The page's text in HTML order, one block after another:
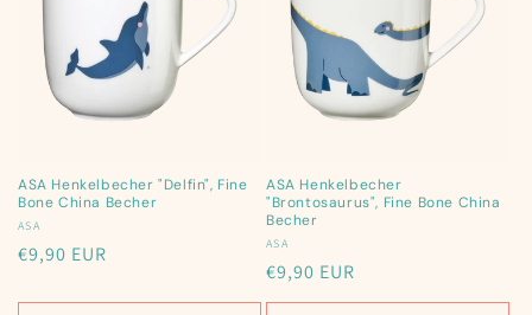
ASA Henkelbecher "Delfin", Fine
Bone China Becher
Anbieter:
ASA
Normaler
€9,90 EUR
ASA Henkelbecher
"Brontosaurus", Fine Bone China
Becher
Anbieter:
ASA
Normaler
Preis
€9,90 EUR